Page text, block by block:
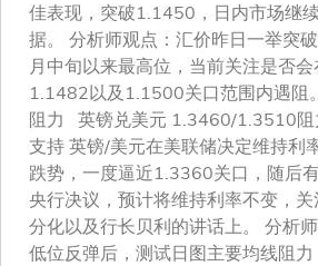
佳表现，突破1.1450，日内市场继
据。 分析师观点：汇价昨日一举突
月中旬以来最高位，当前关注是否
1.1482以及1.1500关口范围内遇阻
阻力 英镑兑美元 1.3460/1.3510
支持 英镑/美元在美联储决定维持利
跌势，一度逼近1.3360关口，随后
央行决议，预计将维持利率不变，
分化以及行长贝利的讲话上。 分析
低位反弹后，测试日图主要均线阻